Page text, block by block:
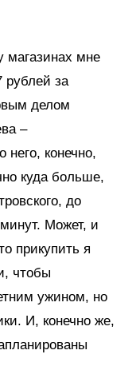
мне
рублей за
делом
–
конечно,
куда больше,
до
Может, и
прикупить я
чтобы
ужином, но
И, конечно же,